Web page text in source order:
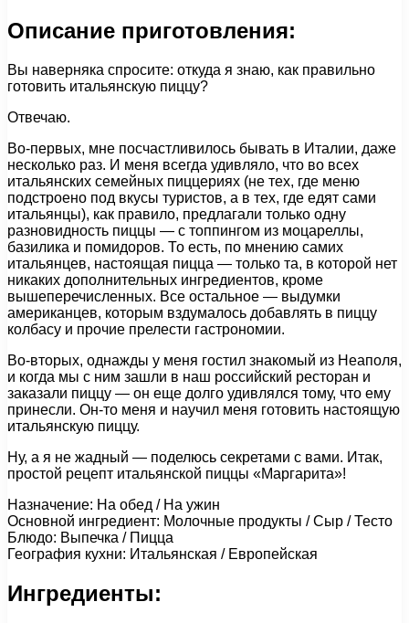
Описание приготовления:
Вы наверняка спросите: откуда я знаю, как правильно
готовить итальянскую пиццу?
Отвечаю.
Во-первых, мне посчастливилось бывать в Италии, даже
несколько раз. И меня всегда удивляло, что во всех
итальянских семейных пиццериях (не тех, где меню
подстроено под вкусы туристов, а в тех, где едят сами
итальянцы), как правило, предлагали только одну
разновидность пиццы — с топпингом из моцареллы,
базилика и помидоров. То есть, по мнению самих
итальянцев, настоящая пицца — только та, в которой нет
никаких дополнительных ингредиентов, кроме
вышеперечисленных. Все остальное — выдумки
американцев, которым вздумалось добавлять в пиццу
колбасу и прочие прелести гастрономии.
Во-вторых, однажды у меня гостил знакомый из Неаполя,
и когда мы с ним зашли в наш российский ресторан и
заказали пиццу — он еще долго удивлялся тому, что ему
принесли. Он-то меня и научил меня готовить настоящую
итальянскую пиццу.
Ну, а я не жадный — поделюсь секретами с вами. Итак,
простой рецепт итальянской пиццы «Маргарита»!
Назначение: На обед / На ужин
Основной ингредиент: Молочные продукты / Сыр / Тесто
Блюдо: Выпечка / Пицца
География кухни: Итальянская / Европейская
Ингредиенты: